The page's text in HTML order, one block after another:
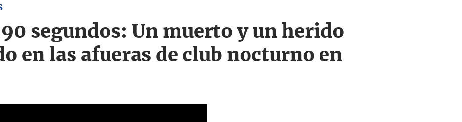
segundos: Un muerto y un herido
en las afueras de club nocturno en